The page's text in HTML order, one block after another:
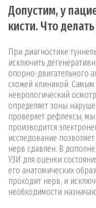
Допустим, у
кисти. Что
При диагностике
исключить
опорно-двигательного
схожей клиникой.
неврологический
определяет зоны
проверяет рефлексы,
производится
исследование
нерв сдавлен. В
УЗИ для оценки
его анатомических
проходит нерв, и
необходимости